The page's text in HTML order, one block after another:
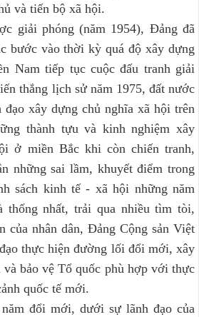
và tiến bộ xã hội.
giải phóng (năm 1954), Đảng đã
bước vào thời kỳ quá độ xây dựng
Nam tiếp tục cuộc đấu tranh giải
thắng lịch sử năm 1975, đất nước
xây dựng chủ nghĩa xã hội trên
thành tựu và kinh nghiệm xây
ở miền Bắc khi còn chiến tranh,
những sai lầm, khuyết điểm trong
sách kinh tế - xã hội những năm
thống nhất, trải qua nhiều tìm tòi,
của nhân dân, Đảng Cộng sản Việt
thực hiện đường lối đổi mới, xây
bảo vệ Tổ quốc phù hợp với thực
quốc tế mới.
đổi mới, dưới sự lãnh đạo của